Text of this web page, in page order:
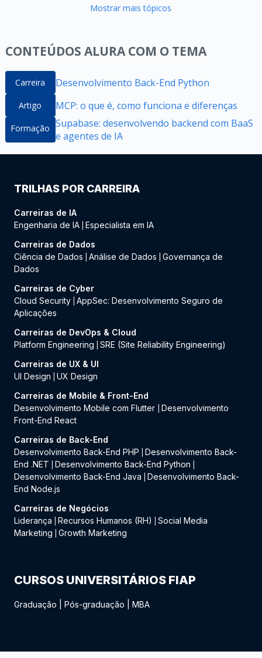
Mostrar mais tópicos
CONTEÚDOS ALURA COM O TEMA
Carreira Desenvolvimento Back-End Python
Artigo MCP: o que é, como funciona e diferenças
Formação Supabase: desenvolvendo backend com BaaS
e agentes de IA
TRILHAS POR CARREIRA
Carreiras de IA
Engenharia de IA Especialista em IA
Carreiras de Dados
Ciência de Dados
Análise de Dados
Governança de
Dados
Carreiras de Cyber
Cloud Security AppSec: Desenvolvimento Seguro de
Aplicações
Carreiras de DevOps & Cloud
Platform Engineering
SRE (Site Reliability Engineering)
Carreiras de UX & UI
UI Design
UX Design
Carreiras de Mobile & Front-End
Desenvolvimento Mobile com Flutter
Desenvolvimento
Front-End React
Carreiras de Back-End
Desenvolvimento Back-End PHP
Desenvolvimento Back-
End .NET
Desenvolvimento Back-End Python
Desenvolvimento Back-End Java
Desenvolvimento Back-
End Node.js
Carreiras de Negócios
Liderança
Recursos Humanos (RH)
Social Media
Marketing
Growth Marketing
CURSOS UNIVERSITÁRIOS FIAP
Graduação Pós-graduação MBA